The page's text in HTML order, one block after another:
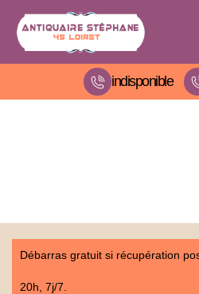
indisponible
Débarras gratuit si récupération
20h, 7j/7.